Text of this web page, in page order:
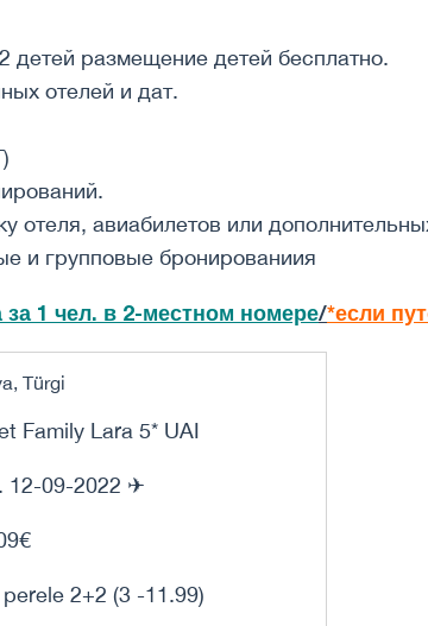
детей размещение детей бесплатно.
отелей и дат.
отеля, авиабилетов или
и групповые бронированиия
за 1 чел. в 2-местном номере/*если
Türgi
Family Lara 5* UAI
12-09-2022 ✈
2+2 (3 -11.99)